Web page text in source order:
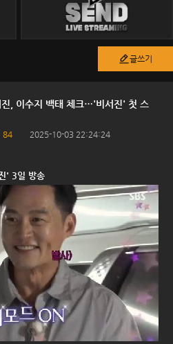
글쓰기
, 이수지 백태 체크…'비서진' 첫 스
84 2025-10-03 22:24:24
' 3일 방송